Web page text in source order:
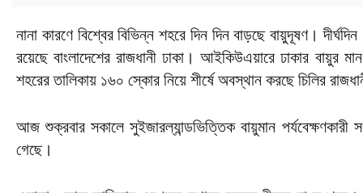
নানা কারণে বিশ্বের বিভিন্ন শহরে দিন দিন বাড়ছে বায়ুদূষণ।
রয়েছে বাংলাদেশের রাজধানী ঢাকা। আইকিউএয়ারে ঢাকার বায়ুর
শহরের তালিকায় ১৬০ স্কোর নিয়ে শীর্ষে অবস্থান করছে চিলির
আজ শুক্রবার সকালে সুইজারল্যান্ডভিত্তিক বায়ুমান
গেছে।